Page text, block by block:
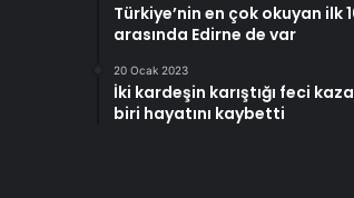
Türkiye’nin en çok okuyan ilk
arasında Edirne de var
20 Ocak 2023
İki kardeşin karıştığı feci
biri hayatını kaybetti